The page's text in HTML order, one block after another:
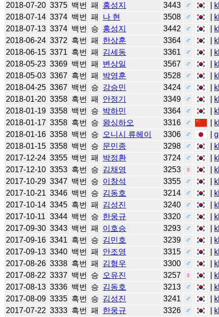
2018-07-20 3375 백번 패 홍성지 3443 ♂
2018-07-14 3374 백번 패 나 현 3508 ♂
2018-07-13 3374 백번 승 홍성지 3442 ♂
2018-06-24 3372 흑번 패 한상훈 3364 ♂
2018-06-15 3371 흑번 패 김세동 3361 ♂
2018-05-23 3369 백번 패 변상일 3567 ♂
2018-05-03 3367 흑번 패 박영훈 3528 ♂
2018-04-25 3367 백번 승 강승민 3424 ♂
2018-01-20 3358 흑번 패 안정기 3349 ♂
2018-01-19 3358 백번 승 박하민 3364 ♂
2018-01-17 3358 흑번 승 왕싱하오 3316 ♂
2018-01-16 3358 백번 승 오니시 류헤이 3306 ♂ |
2018-01-15 3358 백번 승 문민종 3298 ♂
2017-12-24 3355 백번 패 박정환 3724 ♂
2017-12-10 3353 흑번 승 김채영 3253 ♀
2017-10-29 3347 백번 승 이창석 3355 ♂
2017-10-21 3346 백번 승 김동호 3214 ♂
2017-10-14 3345 흑번 패 김성진 3240 ♂
2017-10-11 3344 백번 승 한웅규 3320 ♂
2017-09-30 3343 백번 패 이호승 3293 ♂
2017-09-16 3341 흑번 승 김민호 3239 ♂
2017-09-13 3340 백번 패 안조영 3315 ♂
2017-08-26 3338 흑번 패 김형우 3300 ♂
2017-08-22 3337 백번 승 오유진 3257 ♀
2017-08-13 3336 백번 승 김동호 3213 ♂
2017-08-09 3335 흑번 승 김성진 3241 ♂
2017-07-22 3333 흑번 패 한웅규 3326 ♂